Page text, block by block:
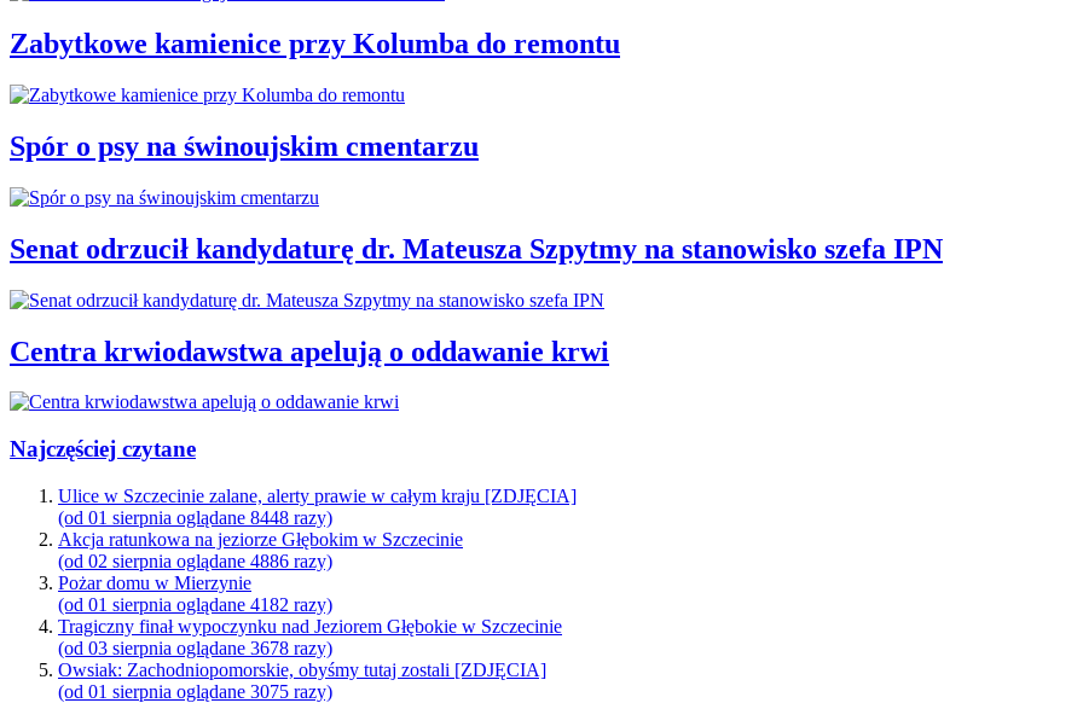
Zabytkowe kamienice przy Kolumba do remontu
Spór o psy na świnoujskim cmentarzu
Senat odrzucił kandydaturę dr. Mateusza Szpytmy na stanowisko szefa IPN
Centra krwiodawstwa apelują o oddawanie krwi
Najczęściej czytane
Ulice w Szczecinie zalane, alerty prawie w całym kraju [ZDJĘCIA]
(od 01 sierpnia oglądane 8448 razy)
Akcja ratunkowa na jeziorze Głębokim w Szczecinie
(od 02 sierpnia oglądane 4886 razy)
Pożar domu w Mierzynie
(od 01 sierpnia oglądane 4182 razy)
Tragiczny finał wypoczynku nad Jeziorem Głębokie w Szczecinie
(od 03 sierpnia oglądane 3678 razy)
Owsiak: Zachodniopomorskie, obyśmy tutaj zostali [ZDJĘCIA]
(od 01 sierpnia oglądane 3075 razy)